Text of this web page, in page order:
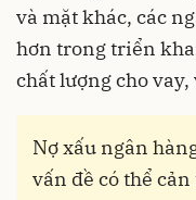
và mặt khác, các
hơn trong triển
chất lượng cho
Nợ xấu ngân
vấn đề có thể